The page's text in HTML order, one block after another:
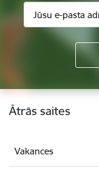
Kājene
Ātrās saites
Vakances